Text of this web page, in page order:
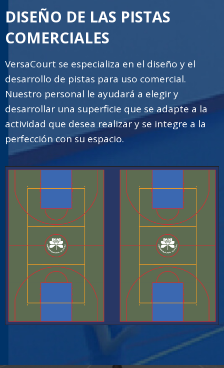
DISEÑO DE LAS PISTAS
COMERCIALES
VersaCourt se especializa en el diseño y el
desarrollo de pistas para uso comercial.
Nuestro personal le ayudará a elegir y
desarrollar una superficie que se adapte a la
actividad que desea realizar y se integre a la
perfección con su espacio.